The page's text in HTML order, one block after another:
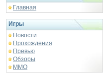
Главная
Игры
Новости
Прохождения
Превью
Обзоры
ММО